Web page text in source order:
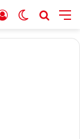
Switch
Войти